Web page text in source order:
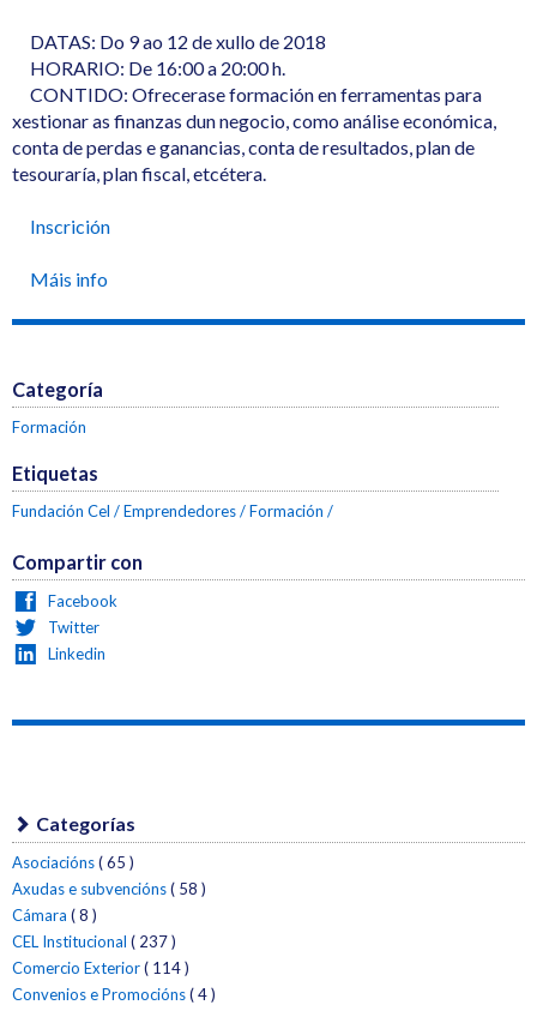
DATAS: Do 9 ao 12 de xullo de 2018
HORARIO: De 16:00 a 20:00 h.
CONTIDO: Ofrecerase formación en ferramentas para
xestionar as finanzas dun negocio, como análise económica,
conta de perdas e ganancias, conta de resultados, plan de
tesouraría, plan fiscal, etcétera.
Inscrición
Máis info
Categoría
Formación
Etiquetas
Fundación Cel Emprendedores Formación
Compartir con
Facebook
Twitter
Linkedin
Categorías
Asociacións( 65 )
Axudas e subvencións( 58 )
Cámara ( 8 )
CEL Institucional ( 237 )
Comercio Exterior( 114 )
Convenios e Promocións( 4 )